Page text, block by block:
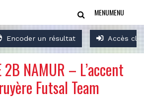
Encoder un résultat Accès
MENUMENU
2B NAMUR – L’accent
Futsal Team